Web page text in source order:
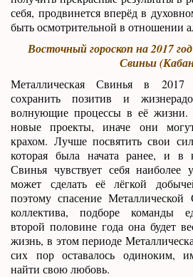
себя, продвинется вперёд в
быть осмотрительной в отношении
Восточный гороскоп на 2017
Свиньи
Металлическая Свинья в 2017
сохранить позитив и
волнующие процессы в её
новые проекты, иначе они
крахом. Лучше посвятить свои
которая была начата ранее, и в
Свинья чувствует себя наиболее
может сделать её лёгкой
поэтому спасение
коллектива, подборе команды
второй половине года она будет
жизнь, в этом периоде
сих пор оставалось одиноким,
найти свою любовь.